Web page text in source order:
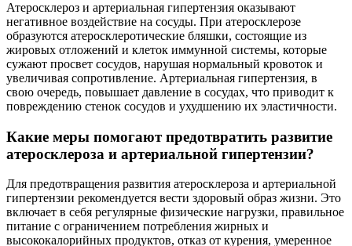
Атеросклероз и артериальная гипертензия оказывают
негативное воздействие на сосуды. При атеросклерозе
образуются атеросклеротические бляшки, состоящие из
жировых отложений и клеток иммунной системы, которые
сужают просвет сосудов, нарушая нормальный кровоток и
увеличивая сопротивление. Артериальная гипертензия, в
свою очередь, повышает давление в сосудах, что приводит к
повреждению стенок сосудов и ухудшению их эластичности.
Какие меры помогают предотвратить развитие
атеросклероза и артериальной гипертензии?
Для предотвращения развития атеросклероза и артериальной
гипертензии рекомендуется вести здоровый образ жизни. Это
включает в себя регулярные физические нагрузки, правильное
питание с ограничением потребления жирных и
высококалорийных продуктов, отказ от курения, умеренное